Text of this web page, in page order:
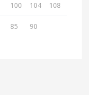
100 104 108
85 90